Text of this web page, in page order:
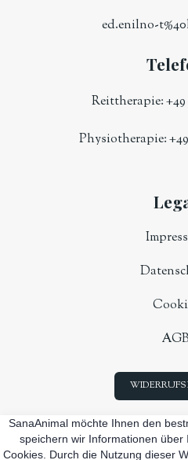
ed.enilno-
Reittherapie:+49
Physiotherapie:
AGB
SanaAnimal möchte Ihnen den
speichern wir Informationen
Cookies. Durch die Nutzung dieser